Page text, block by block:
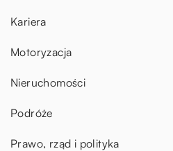
Kariera
Motoryzacja
Nieruchomości
Podróże
Prawo, rząd i polityka